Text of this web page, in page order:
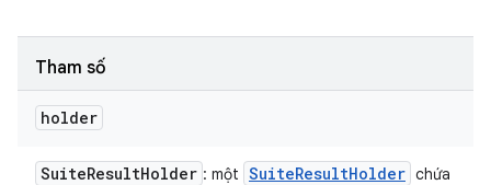
Tham số
holder
SuiteResultHolder : một SuiteResultHolder chứa